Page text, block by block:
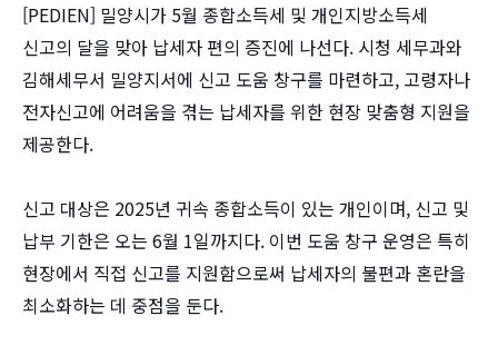
[PEDIEN] 밀양시가 5월 종합소득세 및 개인지방소득세
신고의 달을 맞아 납세자 편의 증진에 나선다. 시청 세무과와
김해세무서 밀양지서에 신고 도움 창구를 마련하고, 고령자나
전자신고에 어려움을 겪는 납세자를 위한 현장 맞춤형 지원을
제공한다.
신고 대상은 2025년 귀속 종합소득이 있는 개인이며, 신고 및
납부 기한은 오는 6월 1일까지다. 이번 도움 창구 운영은 특히
현장에서 직접 신고를 지원함으로써 납세자의 불편과 혼란을
최소화하는 데 중점을 둔다.